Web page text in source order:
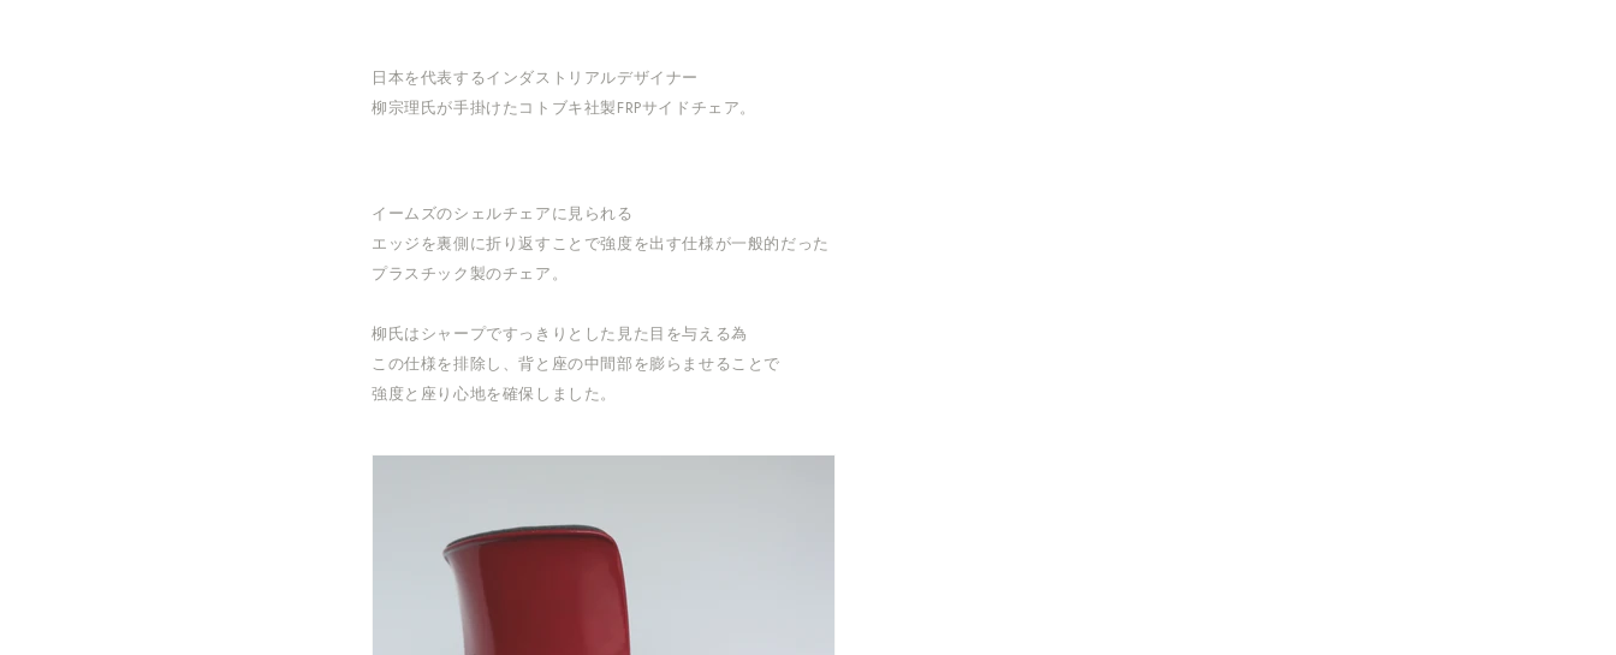
日本を代表するインダストリアルデザイナー
柳宗理氏が手掛けたコトブキ社製FRPサイドチェア。
イームズのシェルチェアに見られる
エッジを裏側に折り返すことで強度を出す仕様が一般的だった
プラスチック製のチェア。
柳氏はシャープですっきりとした見た目を与える為
この仕様を排除し、背と座の中間部を膨らませることで
強度と座り心地を確保しました。